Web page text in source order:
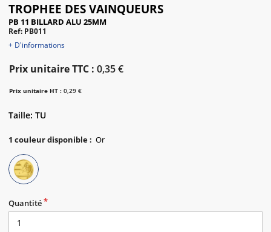
TROPHEE DES VAINQUEURS
PB 11 BILLARD ALU 25MM
Ref: PB011
+ D'informations
Prix unitaire TTC : 0,35 €
Prix unitaire HT : 0,29 €
Taille: TU
1 couleur disponible:
Quantité